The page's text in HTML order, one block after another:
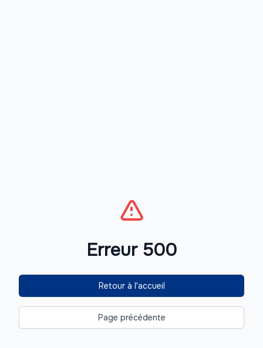
Erreur 500
Retour à l'accueil
Page précédente